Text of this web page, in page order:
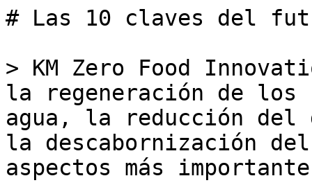
# Las 10 claves del
> KM Zero Food
la regeneración de
agua, la reducción
la descabornización
aspectos más